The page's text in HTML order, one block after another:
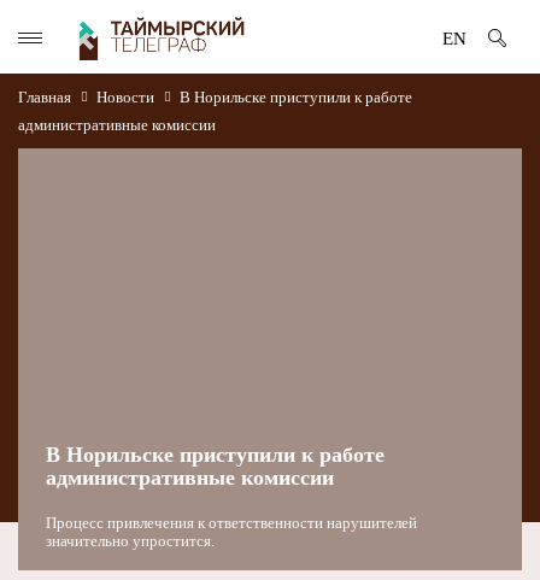
EN
Главная Новости
В Норильске приступили к работе
административные комиссии
В Норильске приступили к работе
административные комиссии
Процесс привлечения к ответственности нарушителей
значительно упростится.